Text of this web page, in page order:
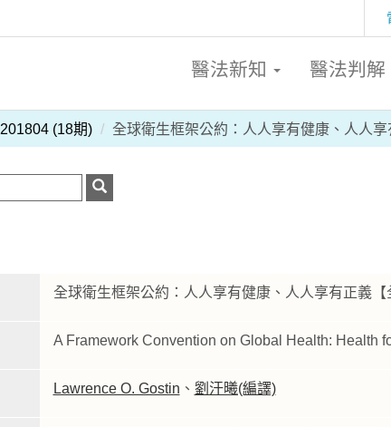
醫法新知 醫法判解
201804 (18期) 全球衛生框架公約：人人享有健康、人人享
全球衛生框架公約：人人享有健康、人人享有正義【
A Framework Convention on Global Health: Health
Lawrence O. Gostin 、 劉汗曦(編譯)